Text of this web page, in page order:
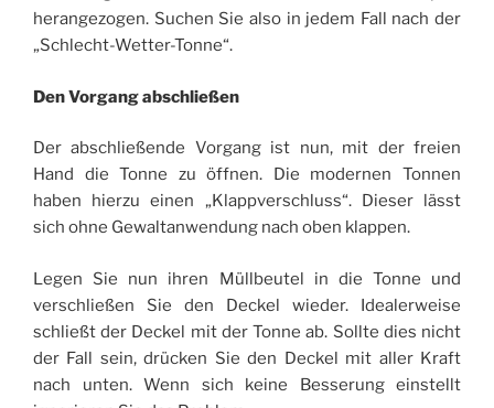
herangezogen. Suchen Sie also in jedem Fall nach der
„Schlecht-Wetter-Tonne“.
Den Vorgang abschließen
Der abschließende Vorgang ist nun, mit der freien
Hand die Tonne zu öffnen. Die modernen Tonnen
haben hierzu einen „Klappverschluss“. Dieser lässt
sich ohne Gewaltanwendung nach oben klappen.
Legen Sie nun ihren Müllbeutel in die Tonne und
verschließen Sie den Deckel wieder. Idealerweise
schließt der Deckel mit der Tonne ab. Sollte dies nicht
der Fall sein, drücken Sie den Deckel mit aller Kraft
nach unten. Wenn sich keine Besserung einstellt